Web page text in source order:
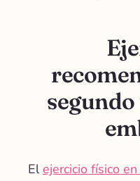
Elejercicio físico